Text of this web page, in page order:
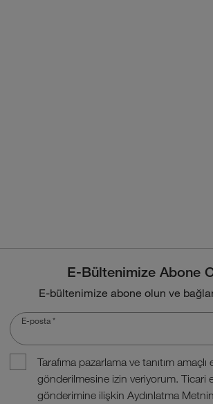
E-Bültenimize Abone
E-bültenimize abone olun ve
E-posta *
Tarafıma pazarlama ve tanıtım
gönderilmesine izin veriyorum. Ticari
gönderimine ilişkin Aydınlatma